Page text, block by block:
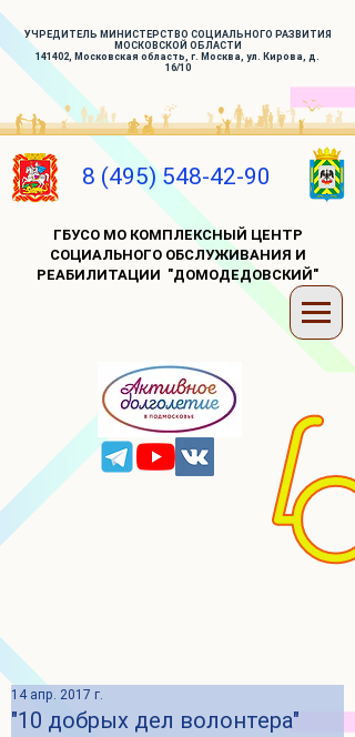
УЧРЕДИТЕЛЬ МИНИСТЕРСТВО СОЦИАЛЬНОГО РАЗВИТИЯ
МОСКОВСКОЙ ОБЛАСТИ
141402, Московская область, г. Москва, ул. Кирова, д.
16/10
8 (495) 548-42-90
ГБУСО МО КОМПЛЕКСНЫЙ ЦЕНТР
СОЦИАЛЬНОГО ОБСЛУЖИВАНИЯ И
РЕАБИЛИТАЦИИ "ДОМОДЕДОВСКИЙ"
"10 добрых дел волонтера"
14 апр. 2017 г.